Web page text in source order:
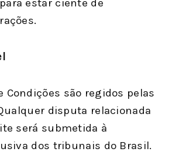
estar ciente de
Condições são regidos pelas
disputa relacionada
será submetida à
dos tribunais do Brasil.